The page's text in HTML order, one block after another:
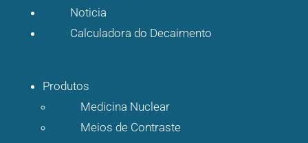
Noticia
Calculadora do Decaimento
Produtos
Medicina Nuclear
Meios de Contraste